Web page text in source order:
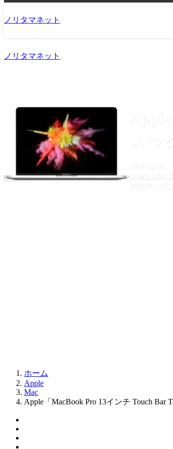
ノリタマネット
ノリタマネット
ょっ
2016
11/20
Apple
Mac
2016年11月
ホーム
Apple
Mac
Apple「MacBook Pro 13インチ Touch